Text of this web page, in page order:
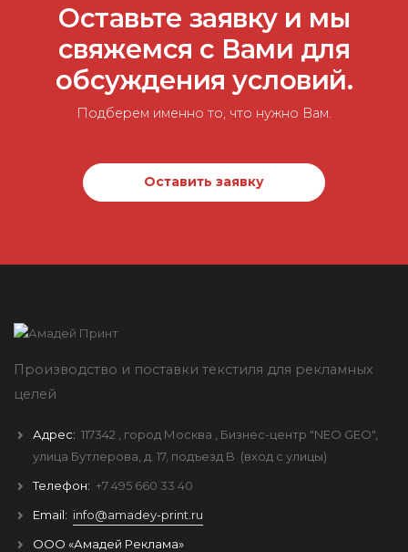
Оставьте заявку и мы
свяжемся с Вами для
обсуждения условий.
Подберем именно то, что нужно Вам.
Оставить заявку
Производство и поставки текстиля для рекламных
целей
Адрес: 117342 , город Москва
, Бизнес-центр "NEO GEO",
улица Бутлерова, д. 17, подъезд B (вход с улицы)
Телефон: +7 495 660 33 40
Email: info@amadey-print.ru
ООО «Амадей Реклама»